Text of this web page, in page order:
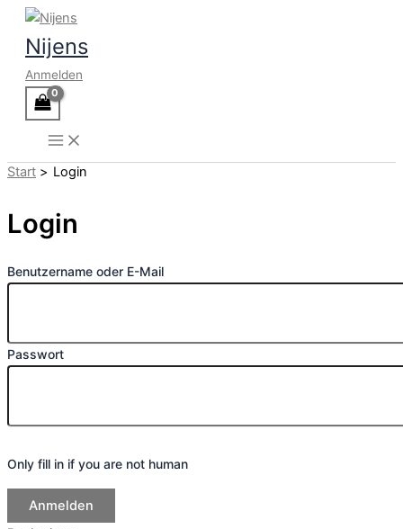
Zum
Inhalt
springen
Nijens
Anmelden
Start Login
Login
Benutzername oder E-Mail
Passwort
Only fill in if you are not human